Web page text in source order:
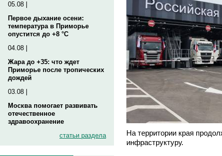
05.08 |
Первое дыхание осени:
температура в Приморье
опустится до +8 °C
04.08 |
Жара до +35: что ждет
Приморье после тропических
дождей
03.08 |
Москва помогает развивать
отечественное
здравоохранение
статьи раздела
На территории края
инфраструктуру.